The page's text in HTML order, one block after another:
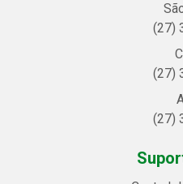
(27)
(27)
(27)